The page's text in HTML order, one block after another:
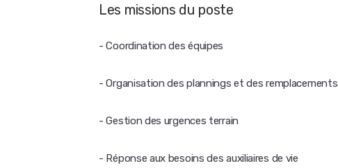
Les missions du poste
- Coordination des équipes
- Organisation des plannings et des remplacements
- Gestion des urgences terrain
- Réponse aux besoins des auxiliaires de vie